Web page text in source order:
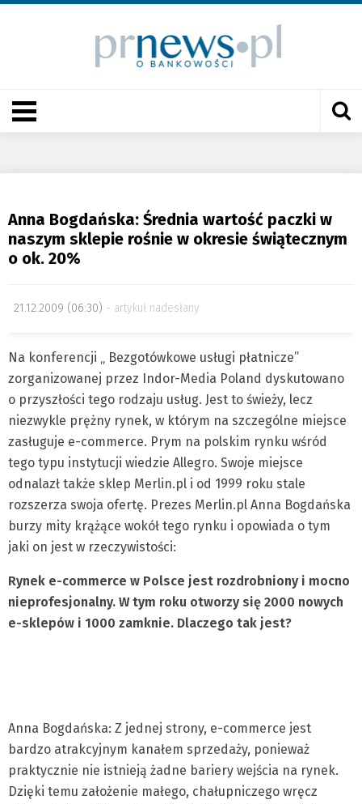
Anna Bogdańska: Średnia wartość paczki w
naszym sklepie rośnie w okresie świątecznym
o ok. 20%
21.12.2009 (06:30) artykuł nadesłany
Na konferencji „ Bezgotówkowe usługi płatnicze”
zorganizowanej przez Indor-Media Poland dyskutowano
o przyszłości tego rodzaju usług. Jest to świeży, lecz
niezwykle prężny rynek, w którym na szczególne miejsce
zasługuje e-commerce. Prym na polskim rynku wśród
tego typu instytucji wiedzie Allegro. Swoje miejsce
odnalazł także sklep Merlin.pl i od 1999 roku stale
rozszerza swoja ofertę. Prezes Merlin.pl Anna Bogdańska
burzy mity krążące wokół tego rynku i opowiada o tym
jaki on jest w rzeczywistości:
Rynek e-commerce w Polsce jest rozdrobniony i mocno
nieprofesjonalny. W tym roku otworzy się 2000 nowych
e-sklepów i 1000 zamknie. Dlaczego tak jest?
Anna Bogdańska: Z jednej strony, e-commerce jest
bardzo atrakcyjnym kanałem sprzedaży, ponieważ
praktycznie nie istnieją żadne bariery wejścia na rynek.
Dzięki temu założenie małego, chałupniczego wręcz